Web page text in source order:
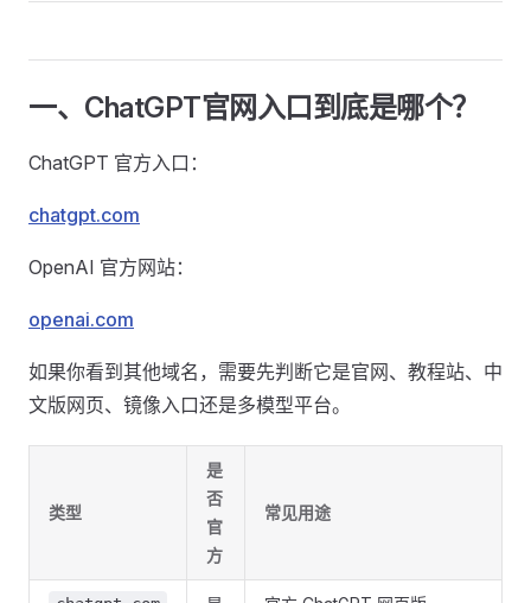
一、ChatGPT官网入口到底是哪个？
ChatGPT 官方入口：
chatgpt.com
OpenAI 官方网站：
openai.com
如果你看到其他域名，需要先判断它是官网、教程站、中
文版网页、镜像入口还是多模型平台。
类型
是
否
官
方
常见用途